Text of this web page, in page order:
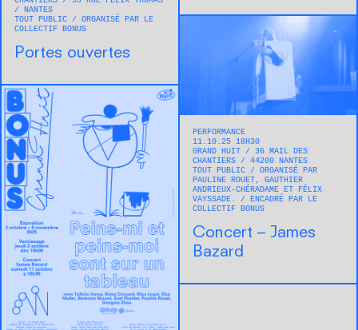
NANTES
TOUT PUBLIC
ORGANISÉ PAR LE
COLLECTIF BONUS
Portes ouvertes
PERFORMANCE
11.10.25 18H30
GRAND HUIT
36 MAIL DES
CHANTIERS
44200 NANTES
TOUT PUBLIC
ORGANISÉ PAR
PAULINE ROUET, GAUTHIER
ANDRIEUX-CHÉRADAME ET FÉLIX
VAYSSADE.
ENCADRÉ PAR LE
COLLECTIF BONUS
Concert – James
Bazard